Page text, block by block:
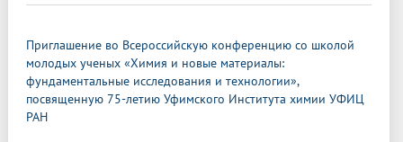
Приглашение во Всероссийскую конференцию со школой
молодых ученых «Химия и новые материалы:
фундаментальные исследования и технологии»,
посвященную 75-летию Уфимского Института химии УФИЦ
РАН